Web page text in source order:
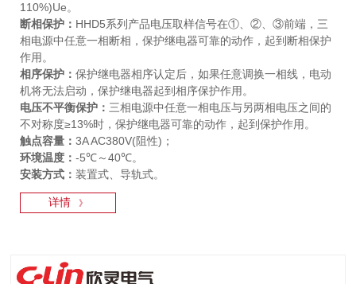
110%)Ue。
断相保护： HHD5系列产品电压取样信号在①、②、③前端，三
相电源中任意一相断相，保护继电器可靠的动作，起到断相保护
作用。
相序保护：保护继电器相序认定后，如果任意调换一相线，电动
机将无法启动，保护继电器起到相序保护作用。
电压不平衡保护：三相电源中任意一相电压与另两相电压之间的
不对称度≥13%时，保护继电器可靠的动作，起到保护作用。
触点容量：3A AC380V(阻性)；
环境温度：-5℃～40℃。
安装方式：装置式、导轨式。
详情 》